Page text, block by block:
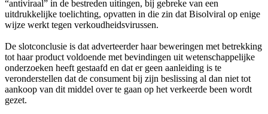
“antiviraal” in de bestreden uitingen, bij gebreke van een
uitdrukkelijke toelichting, opvatten in die zin dat Bisolviral op enige
wijze werkt tegen verkoudheidsvirussen.
De slotconclusie is dat adverteerder haar beweringen met betrekking
tot haar product voldoende met bevindingen uit wetenschappelijke
onderzoeken heeft gestaafd en dat er geen aanleiding is te
veronderstellen dat de consument bij zijn beslissing al dan niet tot
aankoop van dit middel over te gaan op het verkeerde been wordt
gezet.